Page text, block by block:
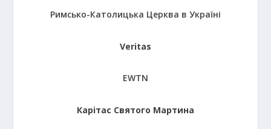
Римсько-Католицька Церква в Україні
Veritas
EWTN
Карітас Святого Мартина